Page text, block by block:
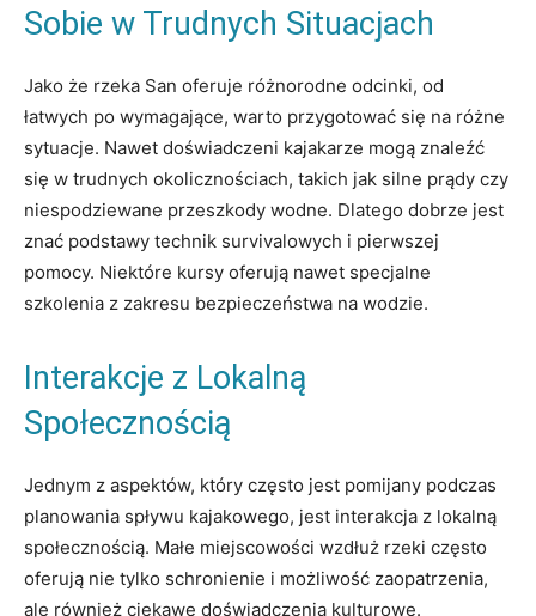
Sobie w Trudnych Situacjach
Jako że rzeka San oferuje różnorodne odcinki, od
łatwych po wymagające, warto przygotować się na różne
sytuacje. Nawet doświadczeni kajakarze mogą znaleźć
się w trudnych okolicznościach, takich jak silne prądy czy
niespodziewane przeszkody wodne. Dlatego dobrze jest
znać podstawy technik survivalowych i pierwszej
pomocy. Niektóre kursy oferują nawet specjalne
szkolenia z zakresu bezpieczeństwa na wodzie.
Interakcje z Lokalną
Społecznością
Jednym z aspektów, który często jest pomijany podczas
planowania spływu kajakowego, jest interakcja z lokalną
społecznością. Małe miejscowości wzdłuż rzeki często
oferują nie tylko schronienie i możliwość zaopatrzenia,
ale również ciekawe doświadczenia kulturowe.